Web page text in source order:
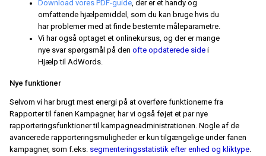
Download vores PDF-guide, der er et handy og
omfattende hjælpemiddel, som du kan bruge hvis du
har problemer med at finde bestemte måleparametre.
Vi har også optaget et onlinekursus, og der er mange
nye svar spørgsmål på den ofte opdaterede side i
Hjælp til AdWords.
Nye funktioner
Selvom vi har brugt mest energi på at overføre funktionerne fra
Rapporter til fanen Kampagner, har vi også føjet et par nye
rapporteringsfunktioner til kampagneadministrationen. Nogle af de
avancerede rapporteringsmuligheder er kun tilgængelige under fanen
kampagner, som f.eks. segmenteringsstatistik efter enhed og kliktype.